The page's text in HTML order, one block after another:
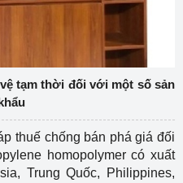
tạm thời đối với một số sản
thuế chống bán phá giá đối
homopolymer có xuất
Trung Quốc, Philippines,